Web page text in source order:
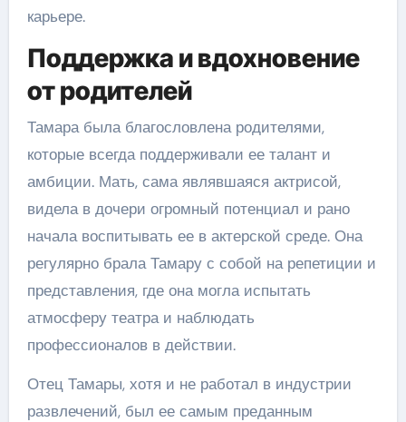
карьере.
Поддержка и вдохновение
от родителей
Тамара была благословлена родителями,
которые всегда поддерживали ее талант и
амбиции. Мать, сама являвшаяся актрисой,
видела в дочери огромный потенциал и рано
начала воспитывать ее в актерской среде. Она
регулярно брала Тамару с собой на репетиции и
представления, где она могла испытать
атмосферу театра и наблюдать
профессионалов в действии.
Отец Тамары, хотя и не работал в индустрии
развлечений, был ее самым преданным